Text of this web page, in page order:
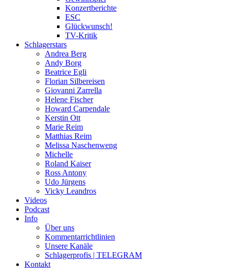
Konzertberichte
ESC
Glückwunsch!
TV-Kritik
Schlagerstars
Andrea Berg
Andy Borg
Beatrice Egli
Florian Silbereisen
Giovanni Zarrella
Helene Fischer
Howard Carpendale
Kerstin Ott
Marie Reim
Matthias Reim
Melissa Naschenweng
Michelle
Roland Kaiser
Ross Antony
Udo Jürgens
Vicky Leandros
Videos
Podcast
Info
Über uns
Kommentarrichtlinien
Unsere Kanäle
Schlagerprofis | TELEGRAM
Kontakt